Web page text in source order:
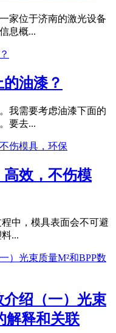
家位于济南的激光设备
息概...
油漆？
我需要考虑油漆下面的
要去...
效，不伤模
中，模具表面会不可避
...
绍（一）光束
解释和关联